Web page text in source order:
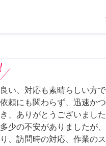
い、対応も素晴らしい方で
頼にも関わらず、迅速か
、ありがとうございまし
少の不安がありましたが
、訪問時の対応、作業の